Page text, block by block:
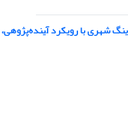
شهری با رویکرد